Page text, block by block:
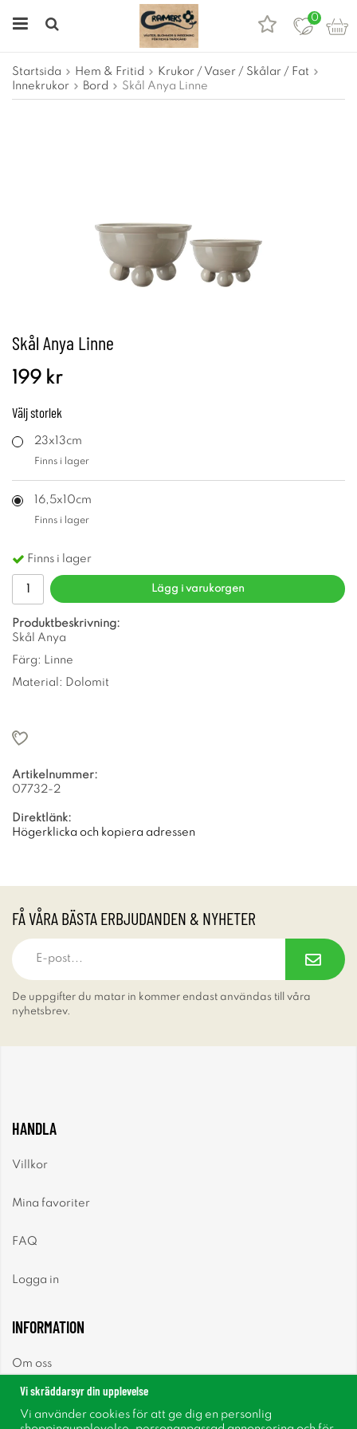
0
Startsida Hem & Fritid
Krukor / Vaser / Skålar / Fat
Innekrukor
Bord Skål Anya Linne
Skål Anya Linne
199 kr
Väljstorlek
23x13cm
Finns i lager
16,5x10cm
Finns i lager
Finns i lager
Lägg i varukorgen
Produktbeskrivning:
Skål Anya
Färg: Linne
Material: Dolomit
Artikelnummer:
07732-2
Direktlänk:
Högerklicka och kopiera adressen
FÅ VÅRA BÄSTA ERBJUDANDEN & NYHETER
De uppgifter du matar in kommer endast användas till våra
nyhetsbrev.
HANDLA
Villkor
Mina favoriter
FAQ
Logga in
INFORMATION
Om oss
Vi skräddarsyr din upplevelse
Vi använder cookies för att ge dig en personlig